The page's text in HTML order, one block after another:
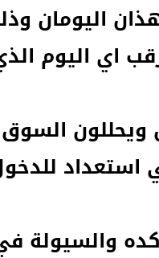
اليومان
اي اليوم
ويحللون
استعداد
والسيولة